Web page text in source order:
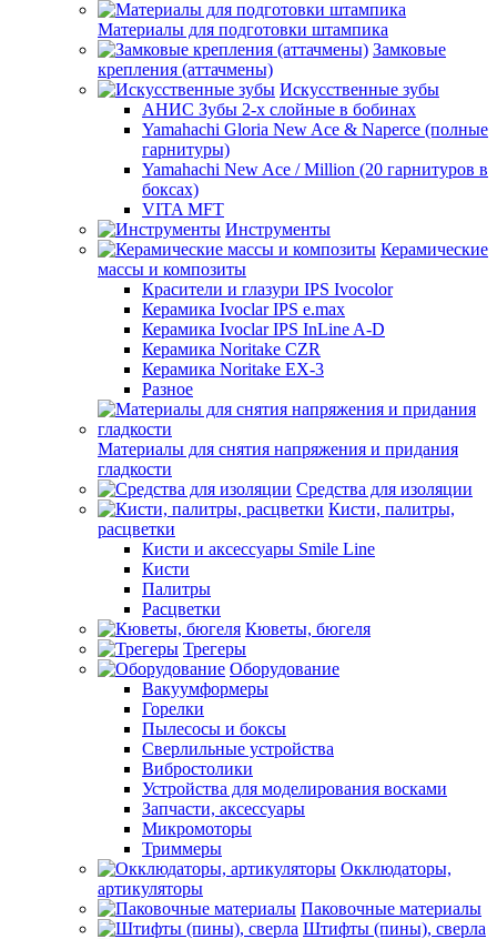
Материалы для подготовки штампика
Замковые
крепления (аттачмены)
Искусственные зубы
АНИС Зубы 2-х слойные в бобинах
Yamahachi Gloria New Ace & Naperce (полные
гарнитуры)
Yamahachi New Ace / Million (20 гарнитуров в
боксах)
VITA MFT
Инструменты
Керамические
массы и композиты
Красители и глазури IPS Ivocolor
Керамика Ivoclar IPS e.max
Керамика Ivoclar IPS InLine A-D
Керамика Noritake CZR
Керамика Noritake EX-3
Разное
Материалы для снятия напряжения и придания
гладкости
Средства для изоляции
Кисти, палитры,
расцветки
Кисти и аксессуары Smile Line
Кисти
Палитры
Расцветки
Кюветы, бюгеля
Трегеры
Оборудование
Вакуумформеры
Горелки
Пылесосы и боксы
Сверлильные устройства
Вибростолики
Устройства для моделирования восками
Запчасти, аксессуары
Микромоторы
Триммеры
Окклюдаторы,
артикуляторы
Паковочные материалы
Штифты (пины), сверла